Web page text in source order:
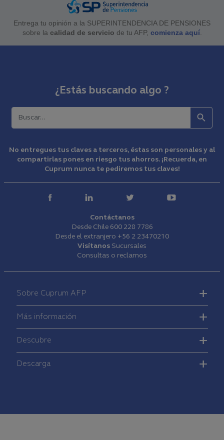
Entrega tu opinión a la SUPERINTENDENCIA DE PENSIONES
sobre la calidad de servicio de tu AFP, comienza aquí.
¿Estás buscando algo ?
Buscar
No entregues tus claves a terceros, éstas son personales y al
compartirlas pones en riesgo tus ahorros. ¡Recuerda, en
Cuprum nunca te pediremos tus claves!
Contáctanos
Desde Chile 600 228 7786
Desde el extranjero +56 2 23470210
Visítanos Sucursales
Consultas o reclamos
Menú
Sobre Cuprum AFP
Más información
Descubre
Descarga